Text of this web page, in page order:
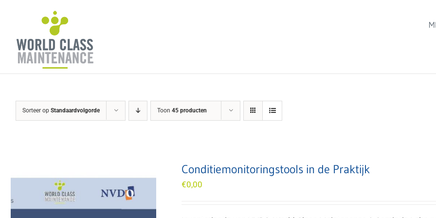
Sorteer op Standaardvolgorde Toon 45 producten
Conditiemonitoringstools in de Praktijk
€0,00